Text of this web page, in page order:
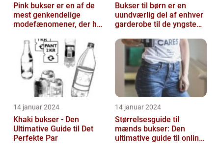
Pink bukser er en af de
mest genkendelige
modefænomener, der har
catwalken til garde...
Bukser til børn er en
uundværlig del af enhver
garderobe til de yngste
14 januar 2024
Khaki bukser - Den
Ultimative Guide til Det
Perfekte Par
14 januar 2024
Størrelsesguide til
mænds bukser: Den
ultimative guide til online-